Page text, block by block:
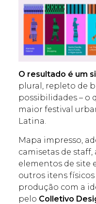
O resultado é um
plural, repleto de
possibilidades – o
maior festival
Latina.
Mapa impresso,
camisetas de staff,
elementos de site
outros itens
produção com a
pelo Colletivo